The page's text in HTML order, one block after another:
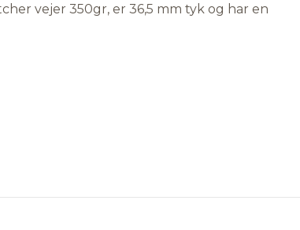
vejer 350gr, er 36,5 mm tyk og har en